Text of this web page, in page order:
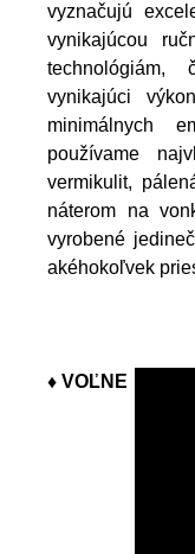
vyznačujú
vynikajúcou
technológiám,
vynikajúci
minimálnych
používame
vermikulit,
náterom na
vyrobené
akéhokoľvek
♦ VOĽNE